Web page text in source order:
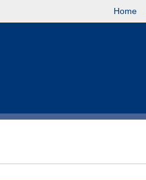
Home